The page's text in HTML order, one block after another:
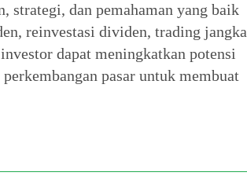
strategi, dan pemahaman yang baik
reinvestasi dividen, trading jangka
dapat meningkatkan potensi
pasar untuk membuat